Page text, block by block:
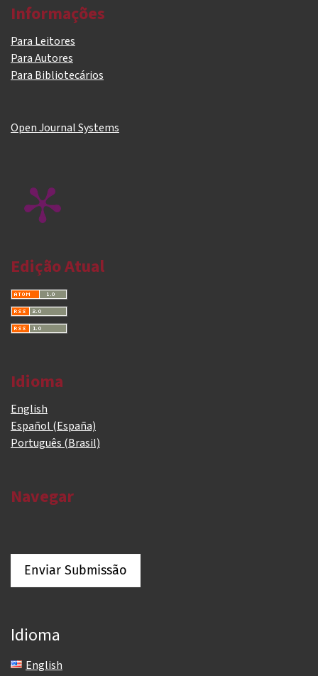
Informações
Para Leitores
Para Autores
Para Bibliotecários
Open Journal Systems
Edição Atual
Idioma
English
Español (España)
Português (Brasil)
Navegar
Enviar Submissão
Idioma
English